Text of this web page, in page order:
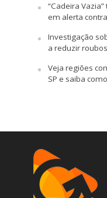
“Cadeira
em alerta
Investigação
a reduzir
Veja regiões
SP e saiba